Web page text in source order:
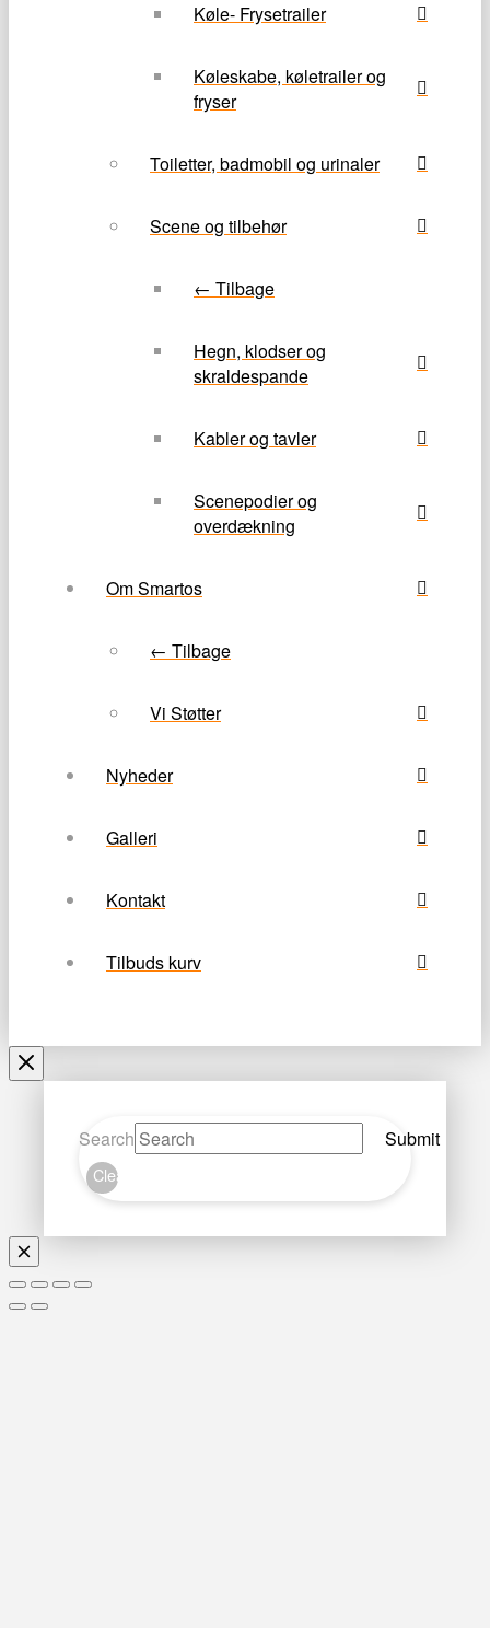
Køle- Frysetrailer
Køleskabe, køletrailer og
fryser
Toiletter, badmobil og urinaler
Scene og tilbehør
← Tilbage
Hegn, klodser og
skraldespande
Kabler og tavler
Scenepodier og
overdækning
Om Smartos
← Tilbage
Vi Støtter
Nyheder
Galleri
Kontakt
Tilbuds kurv
Search Submit
Clear